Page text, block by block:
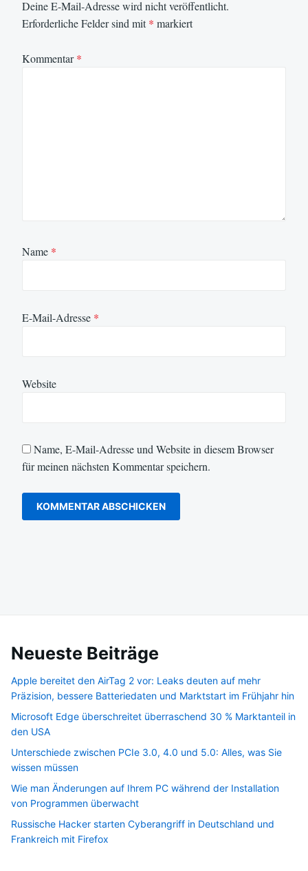
Deine E-Mail-Adresse wird nicht veröffentlicht.
Erforderliche Felder sind mit* markiert
Kommentar*
Name *
E-Mail-Adresse *
Website
Name, E-Mail-Adresse und Website in diesem Browser
für meinen nächsten Kommentar speichern.
Neueste Beiträge
Apple bereitet den AirTag 2 vor: Leaks deuten auf mehr
Präzision, bessere Batteriedaten und Marktstart im Frühjahr hin
Microsoft Edge überschreitet überraschend 30 % Marktanteil in
den USA
Unterschiede zwischen PCIe 3.0, 4.0 und 5.0: Alles, was Sie
wissen müssen
Wie man Änderungen auf Ihrem PC während der Installation
von Programmen überwacht
Russische Hacker starten Cyberangriff in Deutschland und
Frankreich mit Firefox